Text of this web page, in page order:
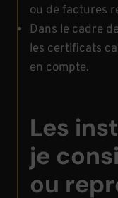
ou de factures
Dans le cadre
les certificats
en compte.
Les
je
ou